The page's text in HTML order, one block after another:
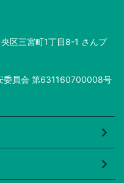
区三宮町1丁目8-1 さんプ
委員会 第631160700008号